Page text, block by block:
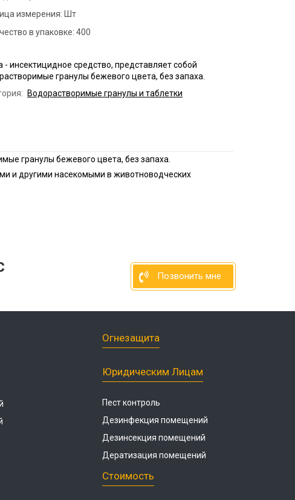
Дезинфекция пищевых
Дезинфекция продуктовых
магазинов
Дезинфекция предприятий
измерения: Шт
в упаковке: 400
- инсектицидное средство, представляет собой
гранулы бежевого цвета, без запаха.
Водорастворимые гранулы и таблетки
гранулы бежевого цвета, без запаха.
и другими насекомыми в животноводческих
Позвонить мне
Огнезащита
Юридическим Лицам
Пест контроль
Дезинфекция помещений
Дезинсекция помещений
Дератизация помещений
Стоимость